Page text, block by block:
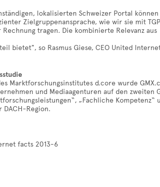
lokalisierten Schweizer Portal
Zielgruppenansprache, wie wir sie mit
tragen. Die kombinierte Relevanz aus
bietet", so Rasmus Giese, CEO United
Marktforschungsinstitutes d.core wurde
und Mediaagenturen auf den zweiten
„Fachliche Kompetenz“
Region.
facts 2013-6